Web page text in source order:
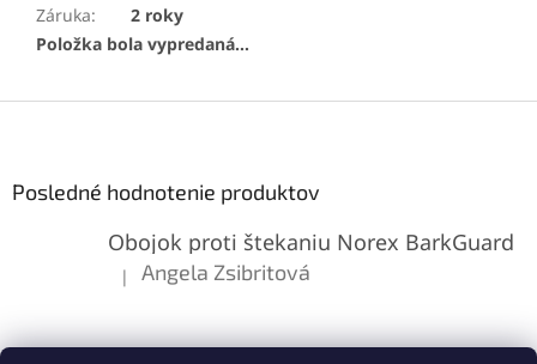
Záruka:
2 roky
Položka bola vypredaná…
Posledné hodnotenie produktov
Obojok proti štekaniu Norex BarkGuard
Hodnotenie produktu je 5 z 5 hviezdičiek.
| Angela Zsibritová